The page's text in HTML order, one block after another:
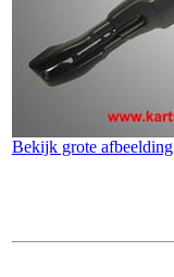
Bekijk grote afbeelding